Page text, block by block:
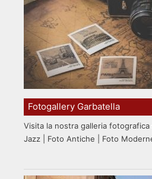
Fotogallery Garbatella
Visita la nostra galleria fotografica
Jazz | Foto Antiche | Foto